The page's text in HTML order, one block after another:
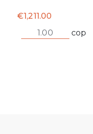
€1,211.00
cop